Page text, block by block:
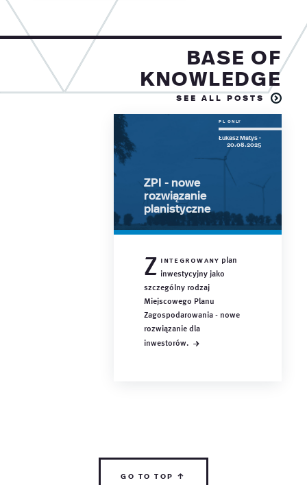
Base of
knowledge
see all posts
Łukasz Matys ·
20.08.2025
ZPI - nowe
rozwiązanie
planistyczne
Z integrowany plan
inwestycyjny jako
szczególny rodzaj
Miejscowego Planu
Zagospodarowania - nowe
rozwiązanie dla
inwestorów. →
go to top ↑